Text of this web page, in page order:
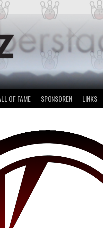
OF FAME SPONSOREN LINKS